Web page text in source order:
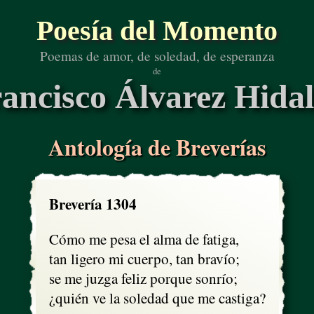
Poesía del Momento
Poemas de amor, de soledad, de esperanza
de
Álvarez
Antología de Breverías
Brevería 1304
Cómo me pesa el alma de fatiga,
tan ligero mi cuerpo, tan bravío;
se me juzga feliz porque sonrío;
¿quién ve la soledad que me castiga?